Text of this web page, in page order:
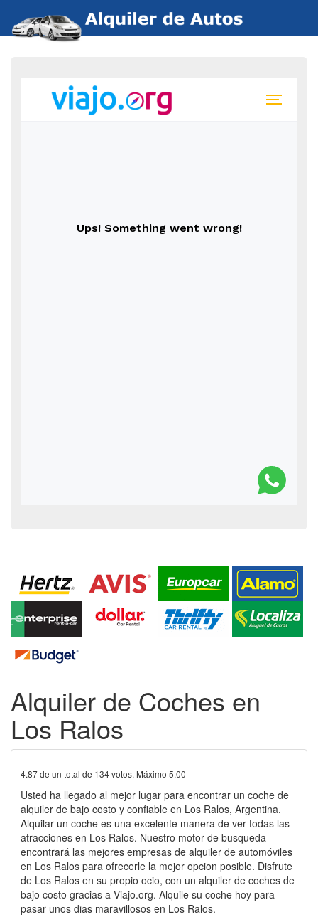
Alquiler de Coches en
Los Ralos
4.87de un total de 134votos. Máximo 5.00
Usted ha llegado al mejor lugar para encontrar un coche de
alquiler de bajo costo y confiable en Los Ralos, Argentina.
Alquilar un coche es una excelente manera de ver todas las
atracciones en Los Ralos. Nuestro motor de busqueda
encontrará las mejores empresas de alquiler de automóviles
en Los Ralos para ofrecerle la mejor opcion posible. Disfrute
de Los Ralos en su propio ocio, con un alquiler de coches de
bajo costo gracias a Viajo.org. Alquile su coche hoy para
pasar unos dias maravillosos en Los Ralos.